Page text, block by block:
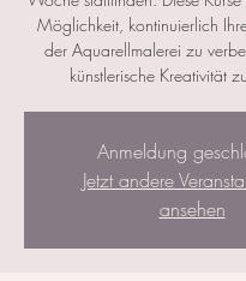
Möglichkeit, kontinuierlich
der Aquarellmalerei zu
künstlerische Kreativität
Anmeldung
Jetzt andere
ansehen